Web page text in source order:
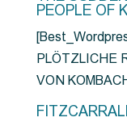
PEOPLE OF
PLÖTZLICHE
VON